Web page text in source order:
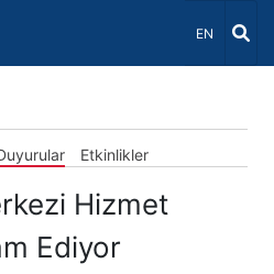
Dil Seçiniz
EN
Etkinlikler
Hizmet
Ediyor